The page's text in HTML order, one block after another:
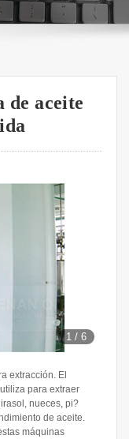
de aceite
1 /6
extracción. El
para extraer
nueces, pi?
de aceite.
máquinas